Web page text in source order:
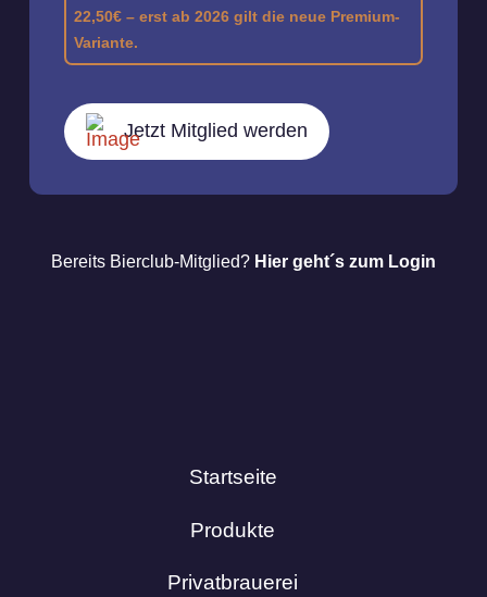
22,50€ – erst ab 2026 gilt die neue Premium-
Variante.
Jetzt Mitglied werden
Bereits Bierclub-Mitglied? Hier geht´s zum Login
Startseite
Produkte
Privatbrauerei